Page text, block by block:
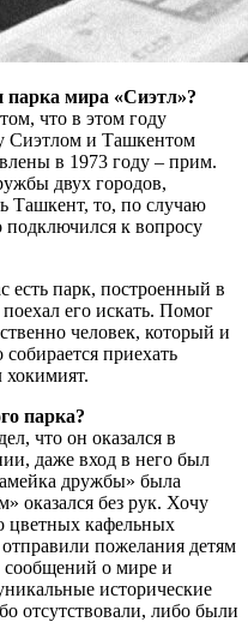
парка мира «Сиэтл»?
что в этом году
Сиэтлом и Ташкентом
в 1973 году – прим.
двух городов,
Ташкент, то, по случаю
к вопросу
есть парк, построенный в
его искать. Помог
человек, который и
приехать
хокимият.
парка?
что он оказался в
даже вход в него был
дружбы» была
оказался без рук. Хочу
цветных кафельных
пожелания детям
о мире и
исторические
отсутствовали, либо были